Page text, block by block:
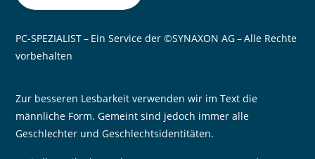
PC-SPEZIALIST – Ein Service der ©SYNAXON AG – Alle Rechte
vorbehalten
Zur besseren Lesbarkeit verwenden wir im Text die
männliche Form. Gemeint sind jedoch immer alle
Geschlechter und Geschlechtsidentitäten.